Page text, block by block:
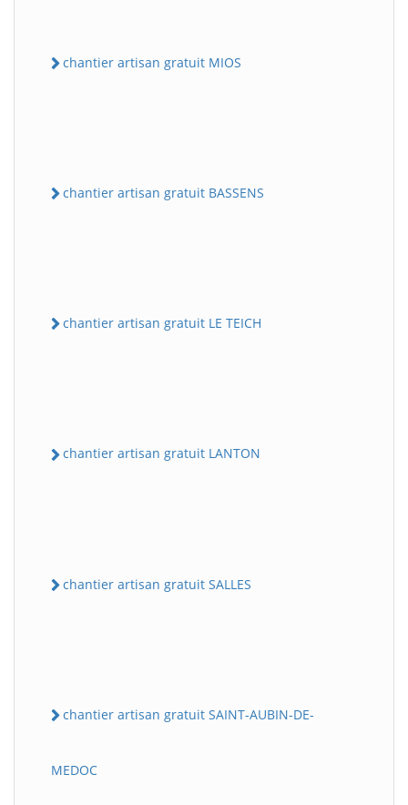
chantier artisan gratuit MIOS
chantier artisan gratuit BASSENS
chantier artisan gratuit LE TEICH
chantier artisan gratuit LANTON
chantier artisan gratuit SALLES
chantier artisan gratuit SAINT-AUBIN-DE-
MEDOC